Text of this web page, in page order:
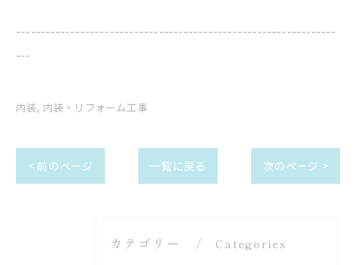
-----------------------------------------------------------------
---
内装 内装・リフォーム工事
< 前のページ 一覧に戻る 次のページ >
カテゴリー Categories